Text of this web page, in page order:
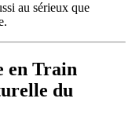
au sérieux que
en Train
du